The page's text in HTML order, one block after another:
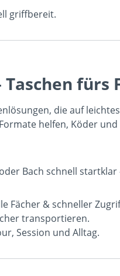
griffbereit.
fürs
die auf
helfen, Köder
Bach schnell
Fächer & schneller
transportieren.
Session und Alltag.